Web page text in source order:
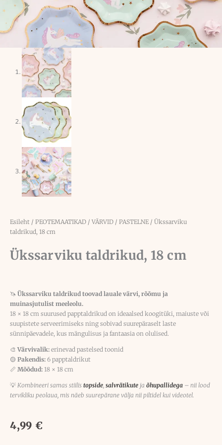
Esileht / PEOTEMAATIKAD / VÄRVID / PASTELNE/ Ükssarviku
taldrikud, 18 cm
Ükssarviku taldrikud, 18 cm
🦄 Ükssarviku taldrikud toovad lauale värvi, rõõmu ja
muinasjutulist meeleolu.
18 × 18 cm suurused papptaldrikud on ideaalsed koogitüki, maiuste või
suupistete serveerimiseks ning sobivad suurepäraselt laste
sünnipäevadele, kus mängulisus ja fantaasia on olulised.
🎨 Värvivalik: erinevad pastelsed toonid
🟡 Pakendis: 6 papptaldrikut
📏 Mõõdud: 18 × 18 cm
💡 Kombineeri samas stiilis topside, salvrätikute ja õhupallidega – nii lood
tervikliku peolaua, mis näeb suurepärane välja nii piltidel kui videotel.
4,99 €